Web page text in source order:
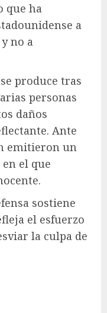
que ha
a
no a
produce tras
personas
daños
Ante
emitieron un
el que
sostiene
el esfuerzo
la culpa de